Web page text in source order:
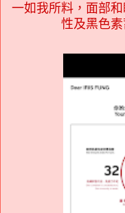
一如我所料，面部
性及黑色